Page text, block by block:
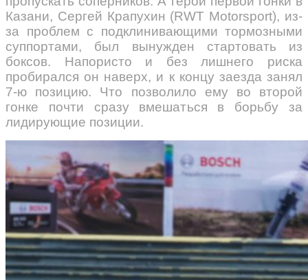
Казани, Сергей Крапухин (RWT Motorsport), из-
за проблем с подклинивающими тормозными
суппортами, был вынужден стартовать из
боксов. Напористо и без лишнего риска
пробирался он наверх, и к концу заезда занял
7-ю позицию. Что позволило ему во второй
гонке почти сразу вмешаться в борьбу за
лидирующие позиции.